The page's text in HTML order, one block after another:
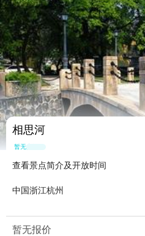
相思河
暂无点评
查看景点简介及开放时间
中国浙江杭州
暂无报价
